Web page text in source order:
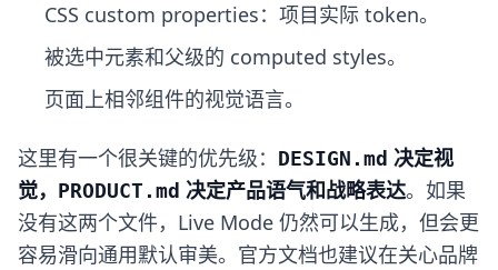
CSS custom properties：项目实际 token。
被选中元素和父级的 computed styles。
页面上相邻组件的视觉语言。
这里有一个很关键的优先级： DESIGN.md 决定视
觉， PRODUCT.md 决定产品语气和战略表达。如果
没有这两个文件，Live Mode 仍然可以生成，但会更
容易滑向通用默认审美。官方文档也建议在关心品牌